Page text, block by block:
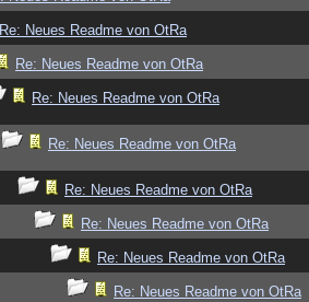
Re: Neues Readme von OtRa
Re: Neues Readme von OtRa
Re: Neues Readme von OtRa
Re: Neues Readme von OtRa
Re: Neues Readme von OtRa
Re: Neues Readme von OtRa
Re: Neues Readme von OtRa
Re: Neues Readme von OtRa